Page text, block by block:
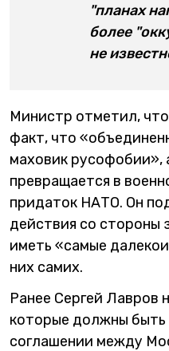
"планах
более
не
Министр отметил,
факт, что
маховик русофобии»,
превращается в
придаток НАТО. Он
действия со стороны
иметь «самые
них самих.
Ранее Сергей Лавров
которые должны
соглашении между